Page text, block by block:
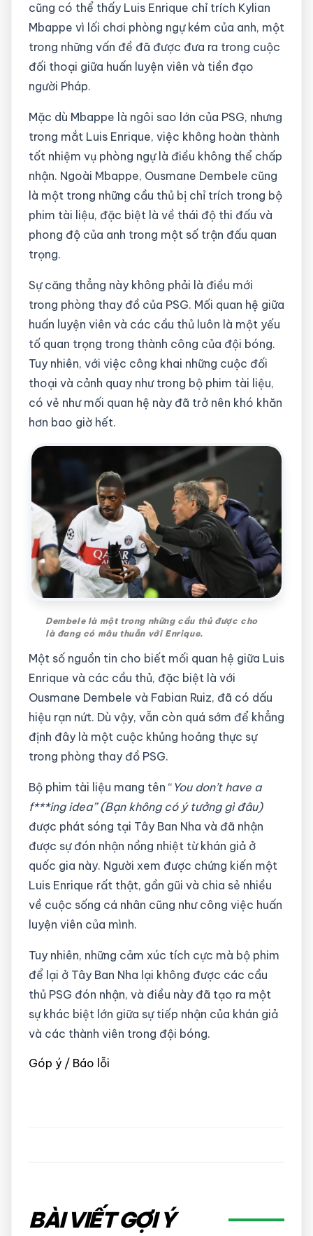
cũng có thể thấy Luis Enrique chỉ trích Kylian
Mbappe vì lối chơi phòng ngự kém của anh, một
trong những vấn đề đã được đưa ra trong cuộc
đối thoại giữa huấn luyện viên và tiền đạo
người Pháp.
Mặc dù Mbappe là ngôi sao lớn của PSG, nhưng
trong mắt Luis Enrique, việc không hoàn thành
tốt nhiệm vụ phòng ngự là điều không thể chấp
nhận. Ngoài Mbappe, Ousmane Dembele cũng
là một trong những cầu thủ bị chỉ trích trong bộ
phim tài liệu, đặc biệt là về thái độ thi đấu và
phong độ của anh trong một số trận đấu quan
trọng.
Sự căng thẳng này không phải là điều mới
trong phòng thay đồ của PSG. Mối quan hệ giữa
huấn luyện viên và các cầu thủ luôn là một yếu
tố quan trọng trong thành công của đội bóng.
Tuy nhiên, với việc công khai những cuộc đối
thoại và cảnh quay như trong bộ phim tài liệu,
có vẻ như mối quan hệ này đã trở nên khó khăn
hơn bao giờ hết.
Dembele là một trong những cầu thủ được cho
là đang có mâu thuẫn với Enrique.
Một số nguồn tin cho biết mối quan hệ giữa Luis
Enrique và các cầu thủ, đặc biệt là với
Ousmane Dembele và Fabian Ruiz, đã có dấu
hiệu rạn nứt. Dù vậy, vẫn còn quá sớm để khẳng
định đây là một cuộc khủng hoảng thực sự
trong phòng thay đồ PSG.
Bộ phim tài liệu mang tên “ You don’t have a
f***ing idea” (Bạn không có ý tưởng gì đâu)
được phát sóng tại Tây Ban Nha và đã nhận
được sự đón nhận nồng nhiệt từ khán giả ở
quốc gia này. Người xem được chứng kiến một
Luis Enrique rất thật, gần gũi và chia sẻ nhiều
về cuộc sống cá nhân cũng như công việc huấn
luyện viên của mình.
Tuy nhiên, những cảm xúc tích cực mà bộ phim
để lại ở Tây Ban Nha lại không được các cầu
thủ PSG đón nhận, và điều này đã tạo ra một
sự khác biệt lớn giữa sự tiếp nhận của khán giả
và các thành viên trong đội bóng.
Góp ý / Báo lỗi
BÀI VIẾT GỢI Ý